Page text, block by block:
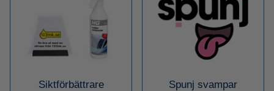
Siktförbättrare Spunj svampar